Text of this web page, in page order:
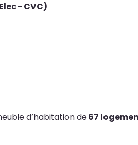
- CVC)
d’habitation de67